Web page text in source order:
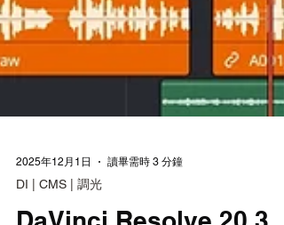
2025年12月1日
DI | CMS | 調光